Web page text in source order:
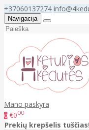
+37060137274
Navigacija
Mano paskyra
0 €000
Prekių krepšelis tuščias!